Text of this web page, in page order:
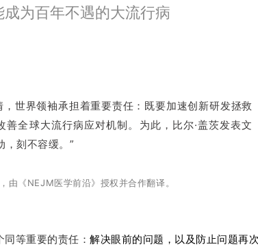
为百年不遇的大流行病
世界领袖承担着重要责任：既要加速创新研发拯救
全球大流行病应对机制。为此，比尔·盖茨发表文
，刻不容缓。”
由《NEJM医学前沿》授权并合作翻译。
同等重要的责任：解决眼前的问题，以及防止问题再次